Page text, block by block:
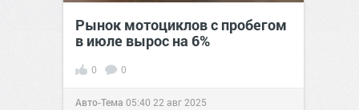
Рынок мотоциклов с пробегом
в июле вырос на 6%
0 0
Авто-Тема 05:40 22 авг 2025